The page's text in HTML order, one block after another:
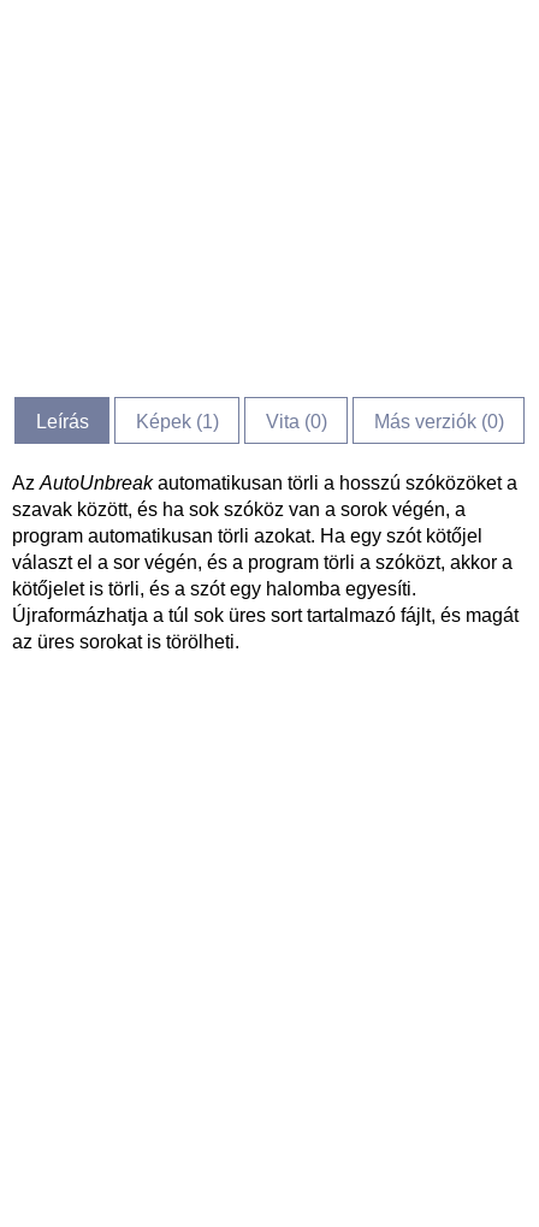
Leírás Képek (1) Vita (0) Más verziók (0)
Az AutoUnbreakautomatikusan törli a hosszú szóközöket a
szavak között, és ha sok szóköz van a sorok végén, a
program automatikusan törli azokat. Ha egy szót kötőjel
választ el a sor végén, és a program törli a szóközt, akkor a
kötőjelet is törli, és a szót egy halomba egyesíti.
Újraformázhatja a túl sok üres sort tartalmazó fájlt, és magát
az üres sorokat is törölheti.